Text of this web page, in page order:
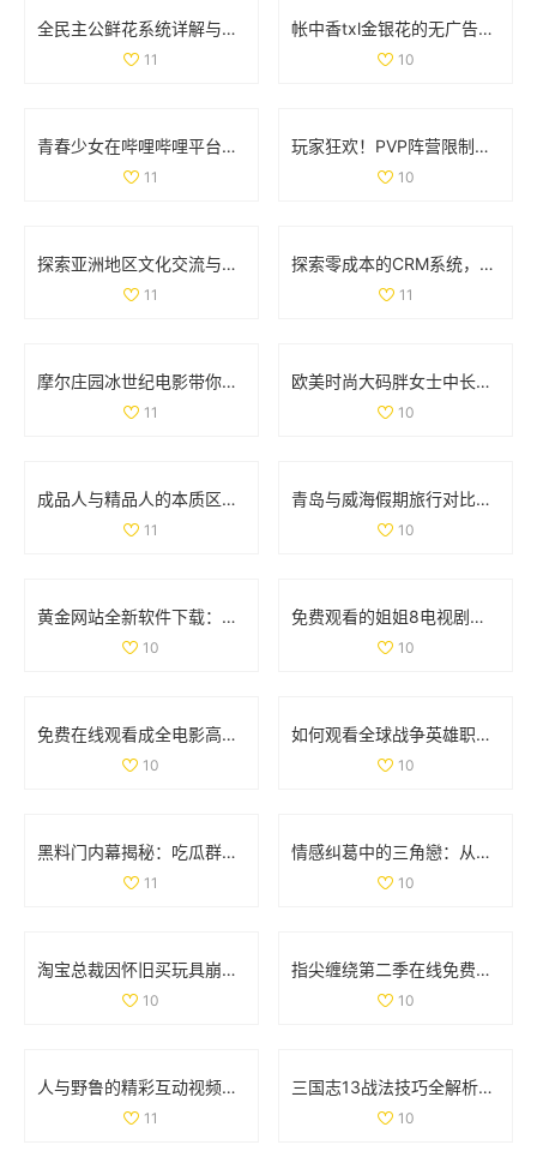
全民主公鲜花系统详解与玩法技巧大盘点
11
帐中香txl金银花的无广告免费阅读体验全解析
10
青春少女在哔哩哔哩平台免费观看精彩内容的攻略
11
玩家狂欢！PVP阵营限制解除，部落与联盟可组队战斗
10
探索亚洲地区文化交流与学习的独特魅力与价值
11
探索零成本的CRM系统，助力企业轻松管理客户关系
11
摩尔庄园冰世纪电影带你领略全新奇幻冒险旅程
11
欧美时尚大码胖女士中长款连衣裙彰显优雅魅力
10
成品人与精品人的本质区别解析与对比分析
11
青岛与威海假期旅行对比全解析，哪个更值得去探索
10
黄金网站全新软件下载：快速获取最新投资资讯与市场动态
10
免费观看的姐姐8电视剧全集，畅享精彩剧情与人生故事
10
免费在线观看成全电影高清国语版，畅享精彩剧情和感人故事
10
如何观看全球战争英雄职业赛事的最新信息与平台推荐
10
黑料门内幕揭秘：吃瓜群众们的最新爆料大曝光
11
情感纠葛中的三角戀：从原配到新妾的心路历程
10
淘宝总裁因怀旧买玩具崩溃哭泣引发热议
10
指尖缠绕第二季在线免费观看，感受爱情与命运的交织
10
人与野鲁的精彩互动视频完整版分享与讨论
11
三国志13战法技巧全解析：全面掌握战法使用策略与方法
10